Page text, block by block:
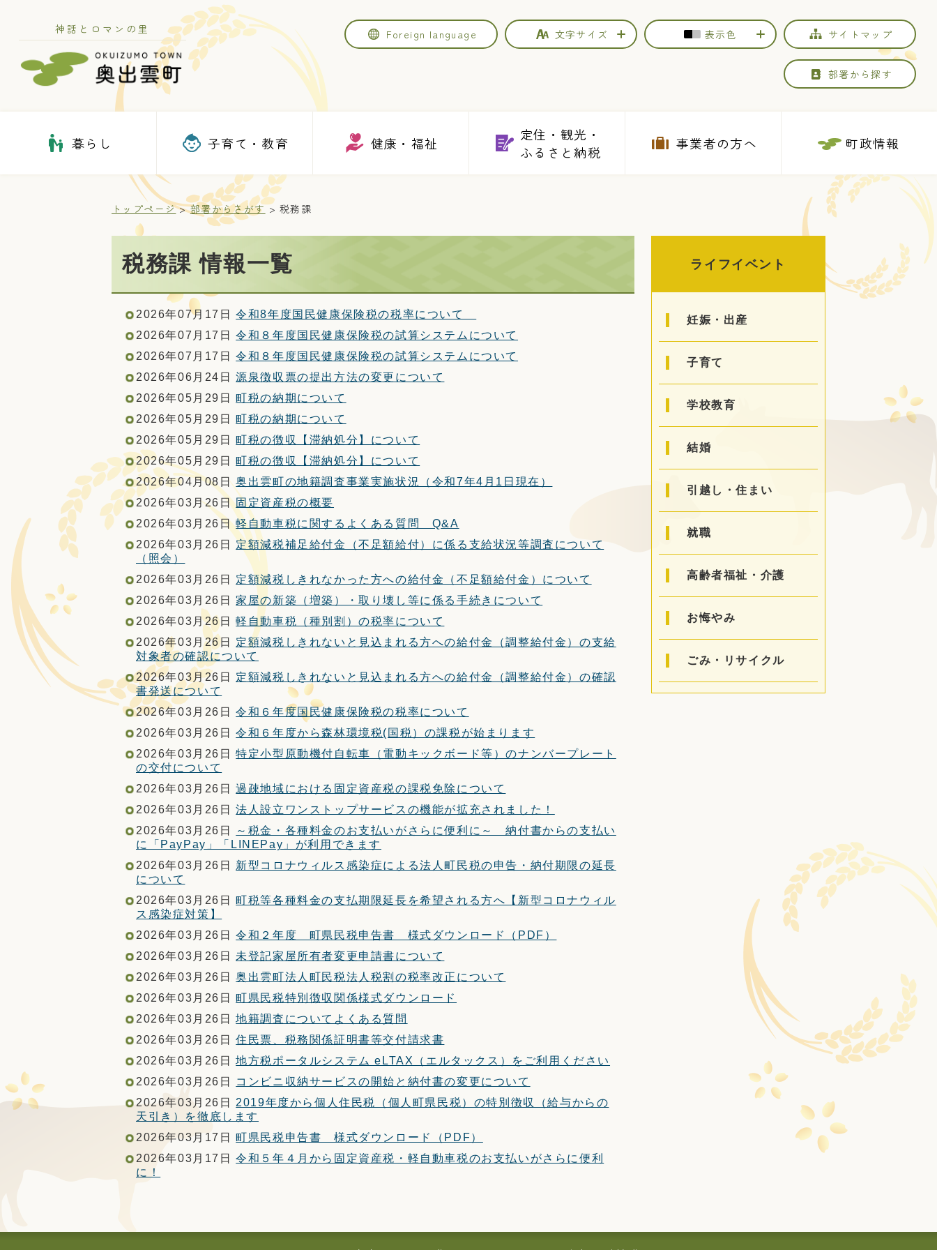
神話とロマンの里 Foreign language 文字サイズ 表示色 サイトマップ
部署から探す
暮らし 子育て・教育 健康・福祉
定住・観光・
ふるさと納税
事業者の方へ 町政情報
トップページ 部署からさがす 税務課
税務課 情報一覧
2026年07月17日
令和8年度国民健康保険税の税率について
2026年07月17日
令和８年度国民健康保険税の試算システムについて
2026年07月17日
令和８年度国民健康保険税の試算システムについて
2026年06月24日
源泉徴収票の提出方法の変更について
2026年05月29日
町税の納期について
2026年05月29日
町税の納期について
2026年05月29日
町税の徴収【滞納処分】について
2026年05月29日
町税の徴収【滞納処分】について
2026年04月08日 奥出雲町の地籍調査事業実施状況（令和7年4月1日現在）
2026年03月26日 固定資産税の概要
2026年03月26日 軽自動車税に関するよくある質問 Q&A
2026年03月26日
定額減税補足給付金（不足額給付）に係る支給状況等調査について
（照会）
2026年03月26日
定額減税しきれなかった方への給付金（不足額給付金）について
2026年03月26日
家屋の新築（増築）・取り壊し等に係る手続きについて
2026年03月26日
軽自動車税（種別割）の税率について
2026年03月26日
定額減税しきれないと見込まれる方への給付金（調整給付金）の支給
対象者の確認について
2026年03月26日
定額減税しきれないと見込まれる方への給付金（調整給付金）の確認
書発送について
2026年03月26日
令和６年度国民健康保険税の税率について
2026年03月26日
令和６年度から森林環境税(国税）の課税が始まります
2026年03月26日
特定小型原動機付自転車（電動キックボード等）のナンバープレート
の交付について
2026年03月26日
過疎地域における固定資産税の課税免除について
2026年03月26日
法人設立ワンストップサービスの機能が拡充されました！
2026年03月26日
～税金・各種料金のお支払いがさらに便利に～ 納付書からの支払い
に「PayPay」「LINEPay」が利用できます
2026年03月26日
新型コロナウィルス感染症による法人町民税の申告・納付期限の延長
について
2026年03月26日
町税等各種料金の支払期限延長を希望される方へ【新型コロナウィル
ス感染症対策】
2026年03月26日
令和２年度 町県民税申告書 様式ダウンロード（PDF）
2026年03月26日
未登記家屋所有者変更申請書について
2026年03月26日
奥出雲町法人町民税法人税割の税率改正について
2026年03月26日
町県民税特別徴収関係様式ダウンロード
2026年03月26日
地籍調査についてよくある質問
2026年03月26日
住民票、税務関係証明書等交付請求書
2026年03月26日
地方税ポータルシステム eLTAX（エルタックス）をご利用ください
2026年03月26日
コンビニ収納サービスの開始と納付書の変更について
2026年03月26日
2019年度から個人住民税（個人町県民税）の特別徴収（給与からの
天引き）を徹底します
2026年03月17日
町県民税申告書 様式ダウンロード（PDF）
2026年03月17日
令和５年４月から固定資産税・軽自動車税のお支払いがさらに便利
に！
ライフイベント
妊娠・出産
子育て
学校教育
結婚
引越し・住まい
就職
高齢者福祉・介護
お悔やみ
ごみ・リサイクル